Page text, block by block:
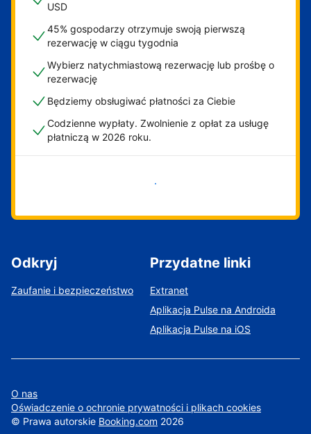
USD
45% gospodarzy otrzymuje swoją pierwszą
rezerwację w ciągu tygodnia
Wybierz natychmiastową rezerwację lub prośbę o
rezerwację
Będziemy obsługiwać płatności za Ciebie
Codzienne wypłaty. Zwolnienie z opłat za usługę
płatniczą w 2026 roku.
Zacznij już teraz
Odkryj
Zaufanie i bezpieczeństwo
Przydatne linki
Extranet
Aplikacja Pulse na Androida
Aplikacja Pulse na iOS
O nas
Oświadczenie o ochronie prywatności i plikach cookies
© Prawa autorskie Booking.com 2026